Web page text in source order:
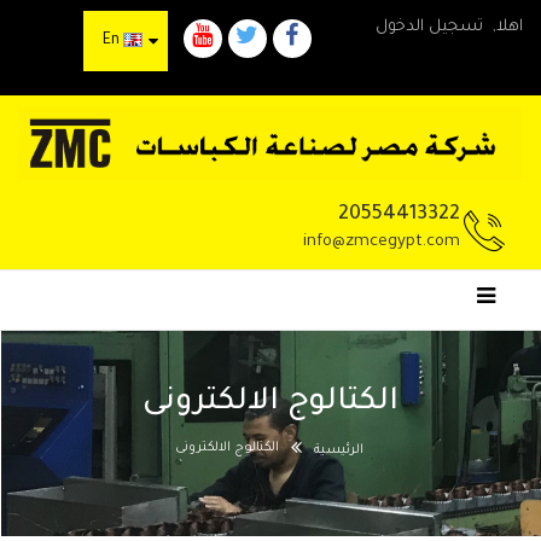
اهلا, تسجيل الدخول
20554413322
info@zmcegypt.com
الكتالوج الالكترونى
الرئيسية الكتالوج الالكترونى